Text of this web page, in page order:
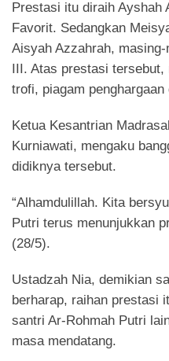
Prestasi itu diraih Ayshah
Favorit. Sedangkan
Aisyah Azzahrah,
III. Atas prestasi tersebut,
trofi, piagam penghargaan
Ketua Kesantrian
Kurniawati, mengaku
didiknya tersebut.
“Alhamdulillah. Kita
Putri terus menunjukkan
(28/5).
Ustadzah Nia, demikian
berharap, raihan prestasi
santri Ar-Rohmah Putri
masa mendatang.